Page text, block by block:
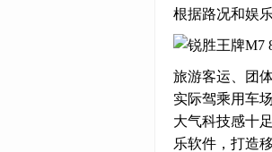
根据路况和娱
旅游客运、团
实际驾乘用车
大气科技感十
乐软件，打造